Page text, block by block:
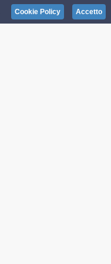
Cookie Policy Accetto